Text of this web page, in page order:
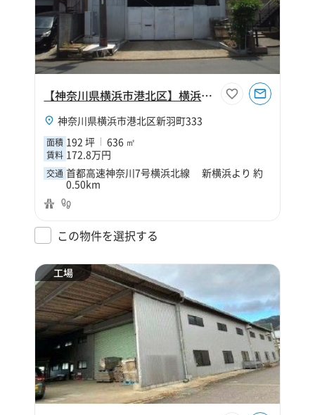
【神奈川県横浜市港北区】横浜市港北区新羽町192坪工場
神奈川県横浜市港北区新羽町333
面積 192 坪 636 ㎡
賃料 172.8万円
交通 首都高速神奈川7号横浜北線 新横浜より 約
0.50km
この物件を選択する
工場